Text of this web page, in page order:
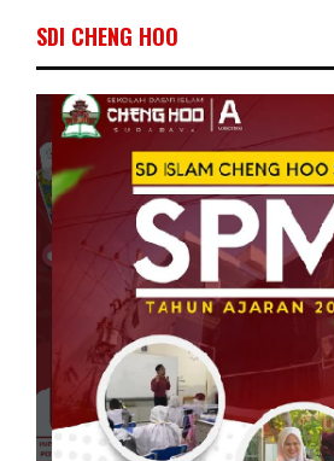
SDI CHENG HOO